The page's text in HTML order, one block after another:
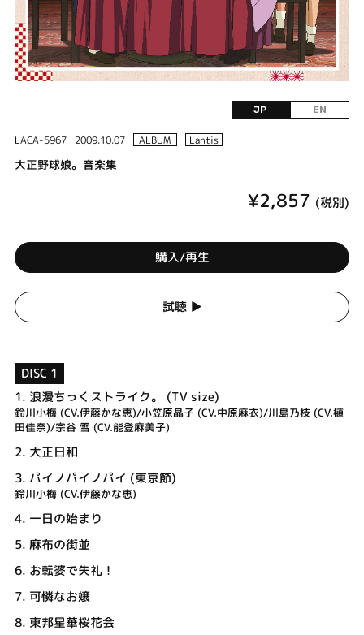
JP EN
LACA-5967 2009.10.07 ALBUM Lantis
大正野球娘。音楽集
¥2,857 (税別)
購入/再生
試聴 ▶︎
DISC 1
1. 浪漫ちっくストライク。 (TV size)
鈴川小梅 (CV.伊藤かな恵)/小笠原晶子 (CV.中原麻衣)/川島乃枝 (CV.植
田佳奈)/宗谷 雪 (CV.能登麻美子)
2. 大正日和
3. パイノパイノパイ (東京節)
鈴川小梅 (CV.伊藤かな恵)
4. 一日の始まり
5. 麻布の街並
6. お転婆で失礼！
7. 可憐なお嬢
8. 東邦星華桜花会